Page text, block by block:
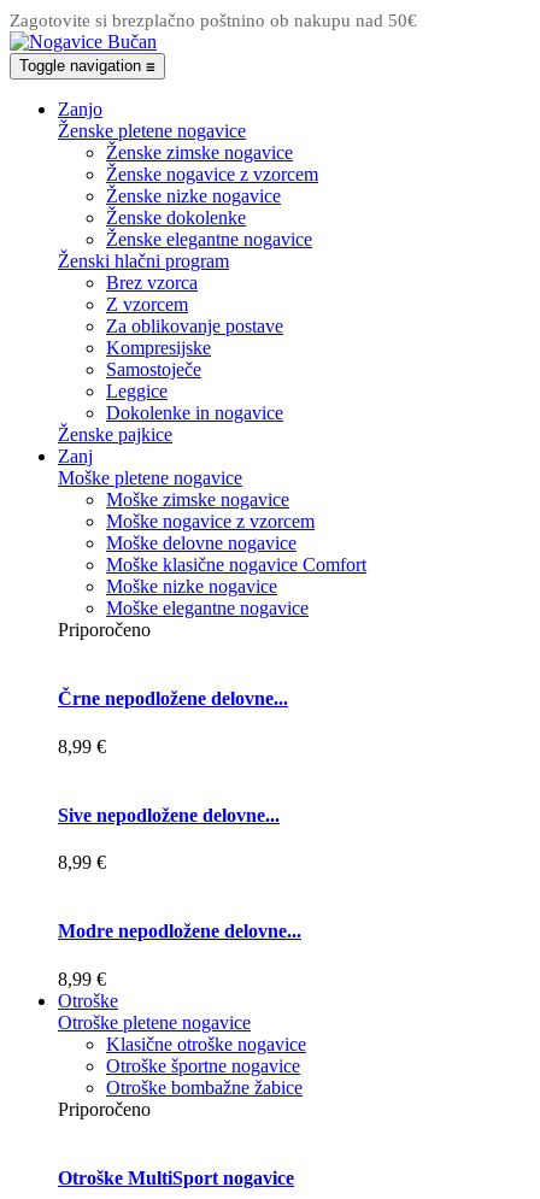
Zagotovite si brezplačno poštnino ob nakupu nad 50€
Toggle navigation ☰
Zanjo
Ženske pletene nogavice
Ženske zimske nogavice
Ženske nogavice z vzorcem
Ženske nizke nogavice
Ženske dokolenke
Ženske elegantne nogavice
Ženski hlačni program
Brez vzorca
Z vzorcem
Za oblikovanje postave
Kompresijske
Samostoječe
Leggice
Dokolenke in nogavice
Ženske pajkice
Zanj
Moške pletene nogavice
Moške zimske nogavice
Moške nogavice z vzorcem
Moške delovne nogavice
Moške klasične nogavice Comfort
Moške nizke nogavice
Moške elegantne nogavice
Priporočeno
Črne nepodložene delovne...
8,99 €
Sive nepodložene delovne...
8,99 €
Modre nepodložene delovne...
8,99 €
Otroške
Otroške pletene nogavice
Klasične otroške nogavice
Otroške športne nogavice
Otroške bombažne žabice
Priporočeno
Otroške MultiSport nogavice